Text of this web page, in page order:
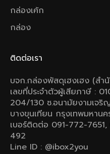
กล่องเค้ก
กล่อง
ติดต่อเรา
บจก.กล่องพัสดุเฮงเฮง (สำ
เลขที่ประจำตัวผู้เสียภาษี :
204/130 ซ.อนามัยงามเจริ
บางขุนเทียน กรุงเทพมหานค
เบอร์ติดต่อ 091-772-
492
Line ID : @ibox2you